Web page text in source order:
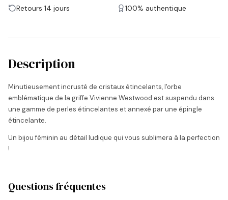
Retours 14 jours
100% authentique
Description
Minutieusement incrusté de cristaux étincelants, l'orbe
emblématique de la griffe Vivienne Westwood est suspendu dans
une gamme de perles étincelantes et annexé par une épingle
étincelante.
Un bijou féminin au détail ludique qui vous sublimera à la perfection
!
Questions fréquentes